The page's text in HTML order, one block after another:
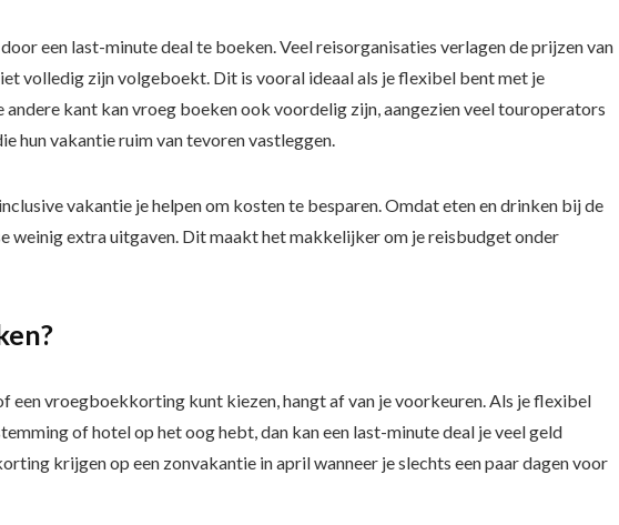
een last-minute deal te boeken. Veel reisorganisaties verlagen de prijzen van
volledig zijn volgeboekt. Dit is vooral ideaal als je flexibel bent met je
kant kan vroeg boeken ook voordelig zijn, aangezien veel touroperators
hun vakantie ruim van tevoren vastleggen.
vakantie je helpen om kosten te besparen. Omdat eten en drinken bij de
weinig extra uitgaven. Dit maakt het makkelijker om je reisbudget onder
een vroegboekkorting kunt kiezen, hangt af van je voorkeuren. Als je flexibel
of hotel op het oog hebt, dan kan een last-minute deal je veel geld
krijgen op een zonvakantie in april wanneer je slechts een paar dagen voor